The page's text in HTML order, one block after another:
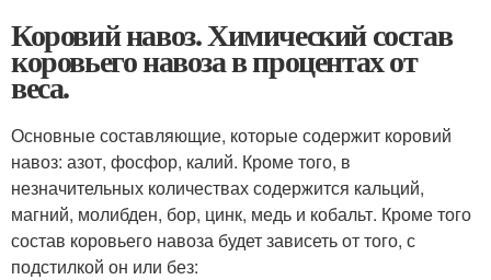
Коровий навоз. Химический состав
коровьего навоза в процентах от
веса.
Основные составляющие, которые содержит коровий
навоз: азот, фосфор, калий. Кроме того, в
незначительных количествах содержится кальций,
магний, молибден, бор, цинк, медь и кобальт. Кроме того
состав коровьего навоза будет зависеть от того, с
подстилкой он или без: